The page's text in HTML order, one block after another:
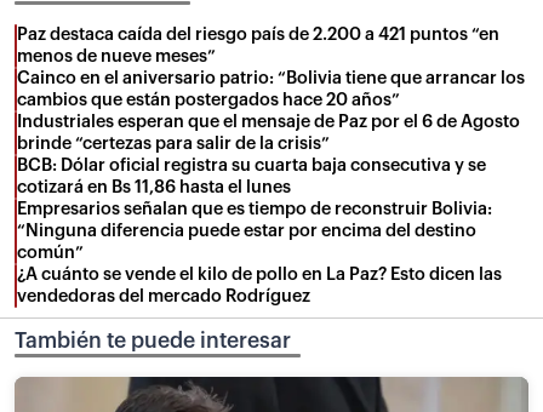
Paz destaca caída del riesgo país de 2.200 a 421 puntos “en
menos de nueve meses”
Cainco en el aniversario patrio: “Bolivia tiene que arrancar los
cambios que están postergados hace 20 años”
Industriales esperan que el mensaje de Paz por el 6 de Agosto
brinde “certezas para salir de la crisis”
BCB: Dólar oficial registra su cuarta baja consecutiva y se
cotizará en Bs 11,86 hasta el lunes
Empresarios señalan que es tiempo de reconstruir Bolivia:
“Ninguna diferencia puede estar por encima del destino
común”
¿A cuánto se vende el kilo de pollo en La Paz? Esto dicen las
vendedoras del mercado Rodríguez
También te puede interesar